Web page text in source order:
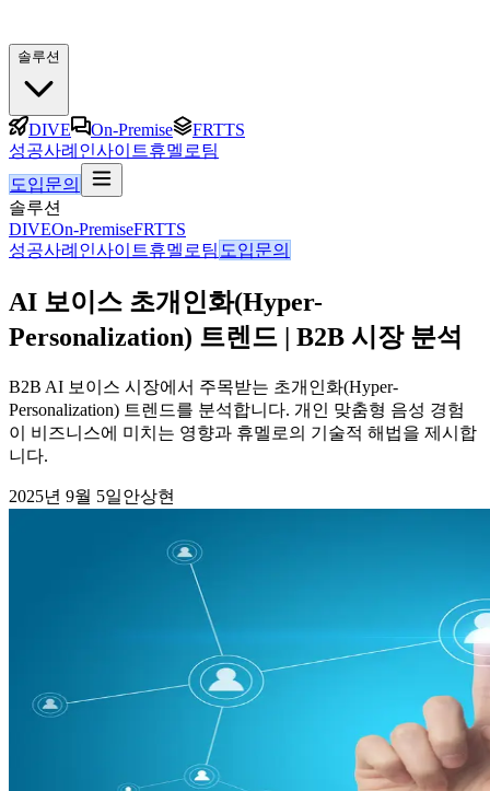
솔루션
DIVE On-Premise
FRTTS
성공사례 인사이트휴멜로팀
도입문의
솔루션
DIVEOn-PremiseFRTTS
성공사례 인사이트휴멜로팀 도입문의
AI 보이스 초개인화(Hyper-
Personalization) 트렌드 | B2B 시장 분석
B2B AI 보이스 시장에서 주목받는 초개인화(Hyper-
Personalization) 트렌드를 분석합니다. 개인 맞춤형 음성 경험
이 비즈니스에 미치는 영향과 휴멜로의 기술적 해법을 제시합
니다.
2025년 9월 5일안상현